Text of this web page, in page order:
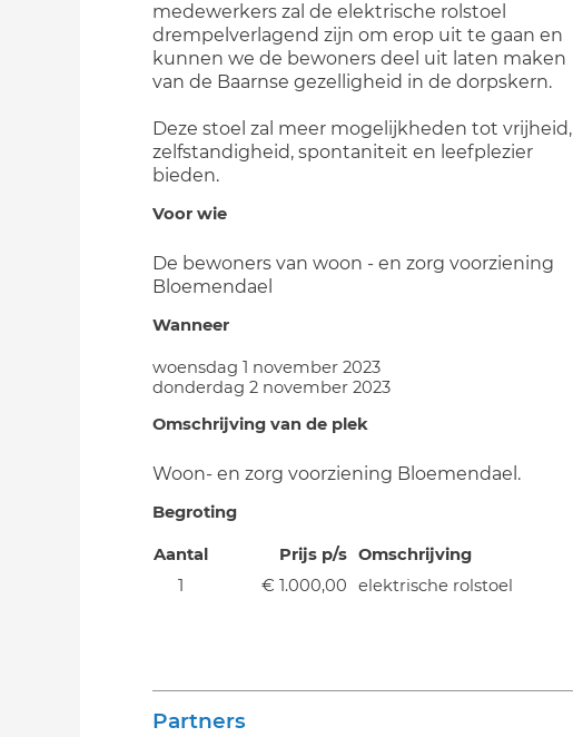
medewerkers zal de elektrische rolstoel
drempelverlagend zijn om erop uit te gaan en
kunnen we de bewoners deel uit laten maken
van de Baarnse gezelligheid in de dorpskern.
Deze stoel zal meer mogelijkheden tot vrijheid,
zelfstandigheid, spontaniteit en leefplezier
bieden.
Voor wie
De bewoners van woon - en zorg voorziening
Bloemendael
Wanneer
woensdag 1 november 2023
donderdag 2 november 2023
Omschrijving van de plek
Woon- en zorg voorziening Bloemendael.
Begroting
Aantal Prijs p/s Omschrijving
1
€ 1.000,00 elektrische rolstoel
Partners